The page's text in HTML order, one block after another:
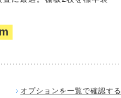
オプションを一覧で確認する